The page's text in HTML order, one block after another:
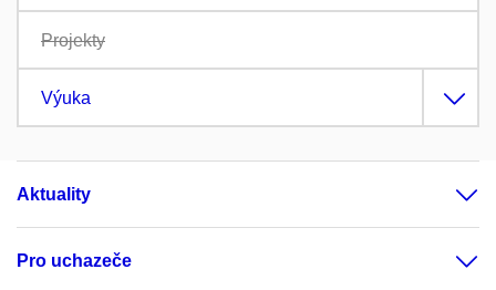
Projekty
Výuka
Aktuality
Pro uchazeče